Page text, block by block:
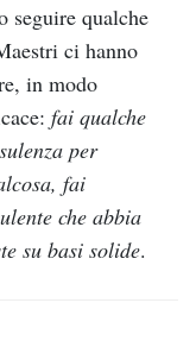
seguire qualche
ci hanno
in modo
fai qualche
per
fai
che abbia
su basi solide.